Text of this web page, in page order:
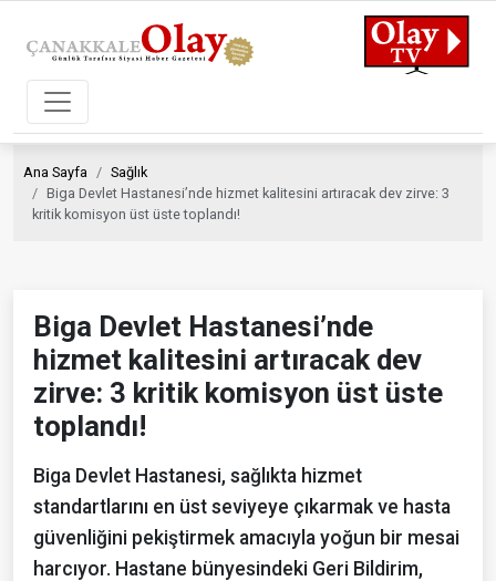
Ana Sayfa
Sağlık
Biga Devlet Hastanesi’nde hizmet kalitesini artıracak dev zirve: 3
kritik komisyon üst üste toplandı!
Biga Devlet Hastanesi’nde
hizmet kalitesini artıracak dev
zirve: 3 kritik komisyon üst üste
toplandı!
Biga Devlet Hastanesi, sağlıkta hizmet
standartlarını en üst seviyeye çıkarmak ve hasta
güvenliğini pekiştirmek amacıyla yoğun bir mesai
harcıyor. Hastane bünyesindeki Geri Bildirim,